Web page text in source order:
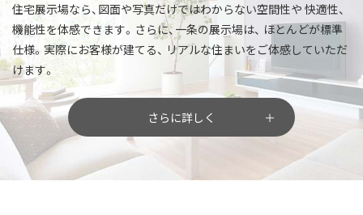
住宅展示場なら、図面や写真だけではわからない空間性や 快適性、
機能性を体感できます。さらに、一条の展示場は、 ほとんどが標準
仕様。実際にお客様が建てる、 リアルな住まいをご体感していただ
けます。
さらに詳しく